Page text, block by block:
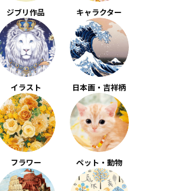
ジブリ作品 キャラクター
イラスト 日本画・吉祥柄
フラワー ペット・動物